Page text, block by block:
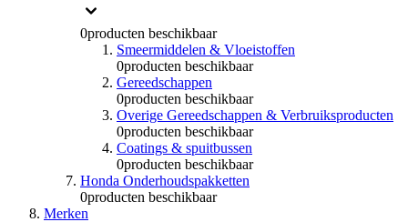
0producten beschikbaar
Smeermiddelen & Vloeistoffen
0producten beschikbaar
Gereedschappen
0producten beschikbaar
Overige Gereedschappen & Verbruiksproducten
0producten beschikbaar
Coatings & spuitbussen
0producten beschikbaar
Honda Onderhoudspakketten
0producten beschikbaar
Merken